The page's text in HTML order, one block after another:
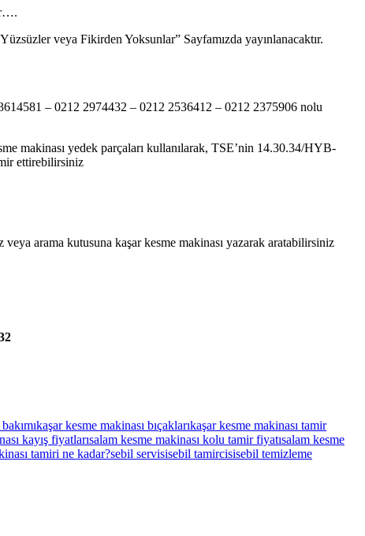
veya Fikirden Yoksunlar” Sayfamızda yayınlanacaktır.
– 0212 2974432 – 0212 2536412 – 0212 2375906 nolu
makinası yedek parçaları kullanılarak, TSE’nin 14.30.34/HYB-
ettirebilirsiniz
veya arama kutusuna kaşar kesme makinası yazarak aratabilirsiniz
kaşar kesme makinası bıçaklarıkaşar kesme makinası tamir
kayış fiyatlarısalam kesme makinası kolu tamir fiyatısalam kesme
tamiri ne kadar?sebil servisisebil tamircisisebil temizleme